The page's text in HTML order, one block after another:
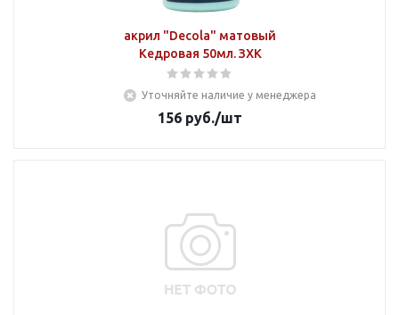
акрил "Decola" матовый
Кедровая 50мл. ЗХК
Уточняйте наличие у менеджера
156 руб./шт